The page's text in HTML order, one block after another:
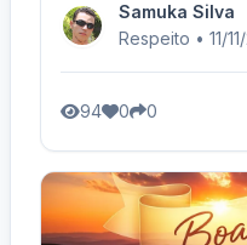
Samuka Silva
Respeito • 11/
94 0 0